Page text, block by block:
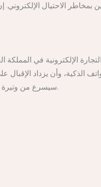
بمخاطر الاحتيال
الإلكترونية في المملكة
الإلكترونية. الاستثمار في البنية التحتية الرقمية، مثل شبكات الجيل الخامس (5G)، سيسرع من وتيرة التحول الرقمي ويحسن من تجربة المستخدم.